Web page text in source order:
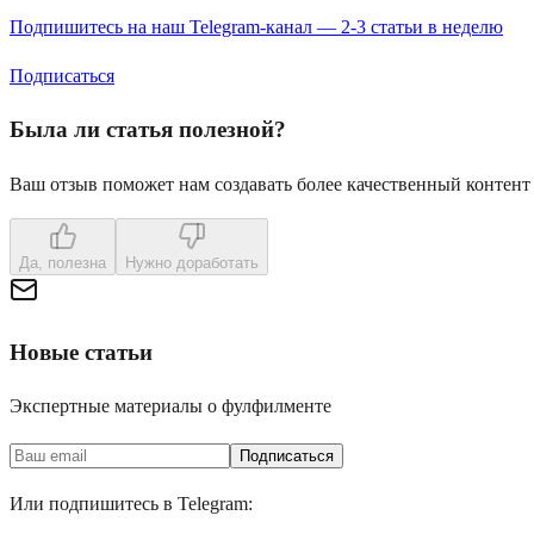
Подпишитесь на наш Telegram-канал — 2-3 статьи в неделю
Подписаться
Была ли статья полезной?
Ваш отзыв поможет нам создавать более качественный контент
Да, полезна Нужно доработать
Новые статьи
Экспертные материалы о фулфилменте
Подписаться
Или подпишитесь в Telegram: